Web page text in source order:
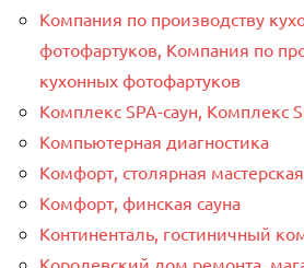
Компания по производству
фотофартуков, Компания по
кухонных фотофартуков
Комплекс SPA-саун, Комплекс
Компьютерная диагностика
Комфорт, столярная мастерская
Комфорт, финская сауна
Континенталь, гостиничный
Королевский дом ремонта,